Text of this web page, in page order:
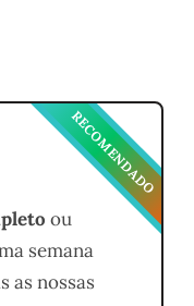
RECOMENDADO
ou
semana
as nossas